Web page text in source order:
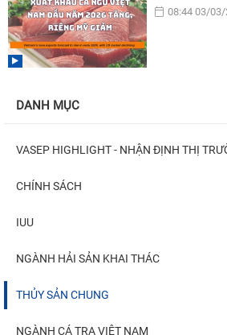
08:44 03/03/
DANH MỤC
VASEP HIGHLIGHT - NHẬN ĐỊNH THỊ
CHÍNH SÁCH
IUU
NGÀNH HẢI SẢN KHAI THÁC
THỦY SẢN CHUNG
NGÀNH CÁ TRA VIỆT NAM